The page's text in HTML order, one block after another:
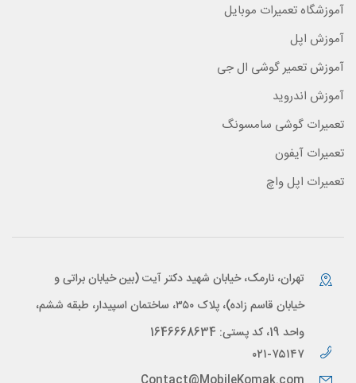
آموزشگاه تعمیرات موبایل
آموزش اپل
آموزش تعمیر گوشی ال جی
آموزش اندروید
تعمیرات گوشی سامسونگ
تعمیرات آیفون
تعمیرات اپل واچ
تهران، نارمک، خیابان شهید دکتر آیت (بین خیابان براتی و
خیابان قاسم زاده)، پلاک ۳۵۰، ساختمان اسپیدار، طبقه ششم،
واحد 19، کد پستی: 1646668634
۰۲۱-۷۵۱۴۷